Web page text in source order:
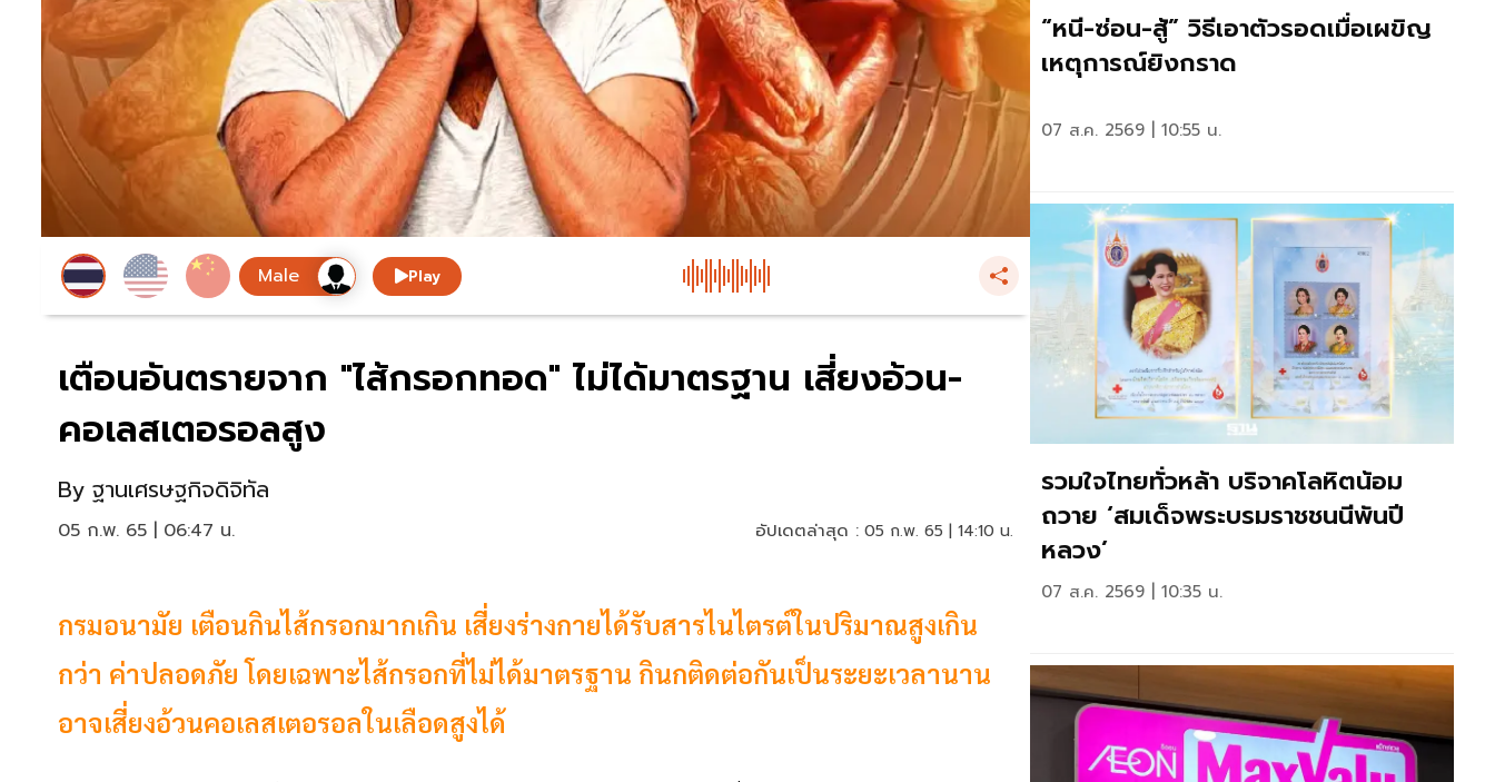
Play
เตือนอันตรายจาก "ไส้กรอกทอด" ไม่ได้มาตรฐาน เสี่ยงอ้วน-
คอเลสเตอรอลสูง
By ฐานเศรษฐกิจดิจิทัล
05 ก.พ. 65 | 06:47 น. อัปเดตล่าสุด : 05 ก.พ. 65 | 14:10 น.
กรมอนามัย เตือนกินไส้กรอกมากเกิน เสี่ยงร่างกายได้รับสารไนไตรต์ในปริมาณสูงเกิน
กว่า ค่าปลอดภัย โดยเฉพาะไส้กรอกที่ไม่ได้มาตรฐาน กินกติดต่อกันเป็นระยะเวลานาน
อาจเสี่ยงอ้วนคอเลสเตอรอลในเลือดสูงได้
“หนี-ซ่อน-สู้” วิธีเอาตัวรอดเมื่อเผขิญ
เหตุการณ์ยิงกราด
07 ส.ค. 2569 | 10:55 น.
รวมใจไทยทั่วหล้า บริจาคโลหิตน้อม
ถวาย ‘สมเด็จพระบรมราชชนนีพันปี
หลวง’
07 ส.ค. 2569 | 10:35 น.